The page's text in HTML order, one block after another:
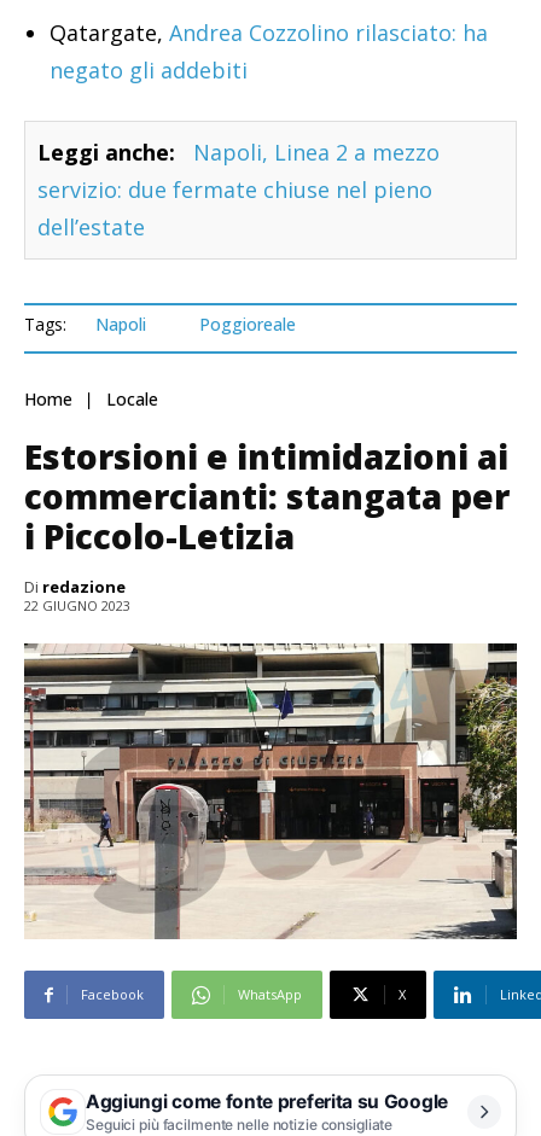
Qatargate, Andrea Cozzolino rilasciato: ha
negato gli addebiti
Leggi anche:
Napoli, Linea 2 a mezzo
servizio: due fermate chiuse nel pieno
dell’estate
Tags: Napoli Poggioreale
Home Locale
Estorsioni e intimidazioni ai
commercianti: stangata per
i Piccolo-Letizia
Di redazione
22 GIUGNO 2023
Facebook WhatsApp X
Aggiungi come fonte preferita su Google
Seguici più facilmente nelle notizie consigliate